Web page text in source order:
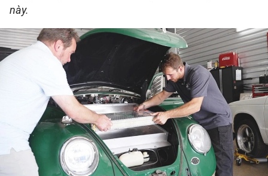
QUỐC TẾ
THỂ THAO
HỒ SƠ - TƯ LIỆU
NHÂN DÂN ĐIỆN TỬ
NHÂN DÂN HẰNG THÁNG
này.